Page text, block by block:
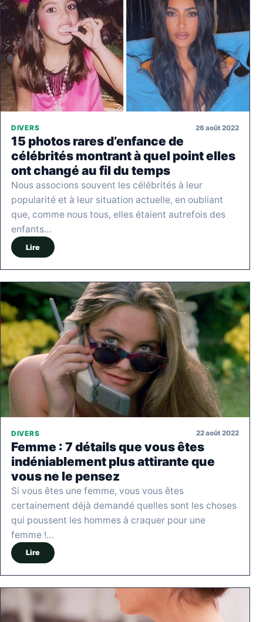
DIVERS 26 août 2022
15 photos rares d’enfance de
célébrités montrant à quel point elles
ont changé au fil du temps
Nous associons souvent les célébrités à leur
popularité et à leur situation actuelle, en oubliant
que, comme nous tous, elles étaient autrefois des
enfants…
Lire
DIVERS 22 août 2022
Femme : 7 détails que vous êtes
indéniablement plus attirante que
vous ne le pensez
Si vous êtes une femme, vous vous êtes
certainement déjà demandé quelles sont les choses
qui poussent les hommes à craquer pour une
femme !…
Lire